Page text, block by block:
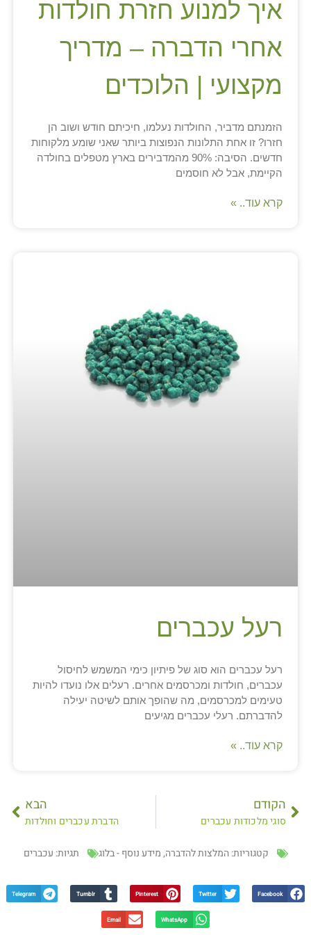
איך למנוע חזרת חולדות
אחרי הדברה – מדריך
מקצועי | הלוכדים
הזמנתם מדביר, החולדות נעלמו, חיכיתם חודש ושוב הן
חזרו? זו אחת התלונות הנפוצות ביותר שאני שומע מלקוחות
חדשים. הסיבה: 90% מהמדבירים בארץ מטפלים בחולדה
הקיימת, אבל לא חוסמים
קרא עוד.. »
רעל עכברים
רעל עכברים הוא סוג של פיתיון כימי המשמש לחיסול
עכברים, חולדות ומכרסמים אחרים. רעלים אלו נועדו להיות
טעימים למכרסמים, מה שהופך אותם לשיטה יעילה
להדברתם. רעלי עכברים מגיעים
קרא עוד.. »
הקודם
סוגי מלכודות עכברים
הבא
הדברת עכברים וחולדות
קטגוריות:המלצות להדברה,מידע נוסף - בלוג תגיות: עכברים
Facebook
Twitter
Pinterest
Tumblr
Telegram
WhatsApp
Email